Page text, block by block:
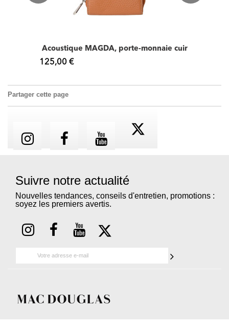
Acoustique MAGDA, porte-monnaie cuir
125,00 €
Partager cette page
Suivre notre actualité
Nouvelles tendances, conseils d'entretien, promotions :
soyez les premiers avertis.